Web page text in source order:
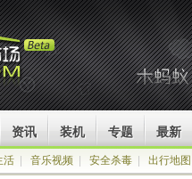
资讯 装机 专题 最新
活 音乐视频 安全杀毒 出行地图